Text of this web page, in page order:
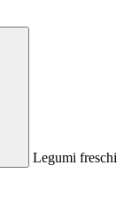
Legumi freschi